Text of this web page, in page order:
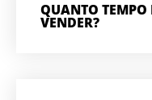
QUANTO TEMPO
VENDER?